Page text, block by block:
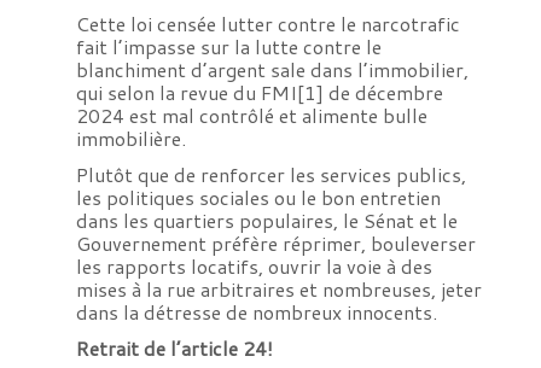
Cette loi censée lutter contre le narcotrafic
fait l’impasse sur la lutte contre le
blanchiment d’argent sale dans l’immobilier,
qui selon la revue du FMI[1] de décembre
2024 est mal contrôlé et alimente bulle
immobilière.
Plutôt que de renforcer les services publics,
les politiques sociales ou le bon entretien
dans les quartiers populaires, le Sénat et le
Gouvernement préfère réprimer, bouleverser
les rapports locatifs, ouvrir la voie à des
mises à la rue arbitraires et nombreuses, jeter
dans la détresse de nombreux innocents.
Retrait de l’article 24!